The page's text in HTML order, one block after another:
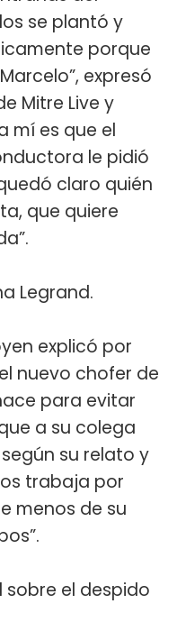
se plantó y
porque
expresó
Mitre Live y
mí es que el
le pidió
claro quién
que quiere
Legrand.
explicó por
nuevo chofer de
para evitar
a su colega
su relato y
trabaja por
menos de su
sobre el despido